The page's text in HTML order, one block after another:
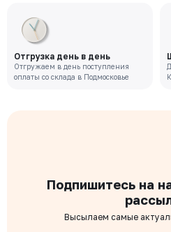
Отгрузка день в день
Отгружаем в день поступления
оплаты со склада в Подмосковье
Подпишитесь на
Высылаем самые